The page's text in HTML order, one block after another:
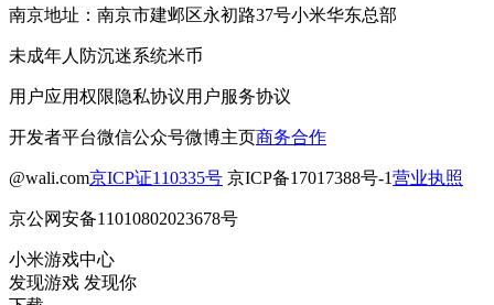
南京地址：南京市建邺区永初路37号小米华东总部
未成年人防沉迷系统米币
用户应用权限隐私协议用户服务协议
开发者平台微信公众号微博主页商务合作
@wali.com京ICP证110335号 京ICP备17017388号-1营业执照
京公网安备11010802023678号
小米游戏中心
发现游戏 发现你